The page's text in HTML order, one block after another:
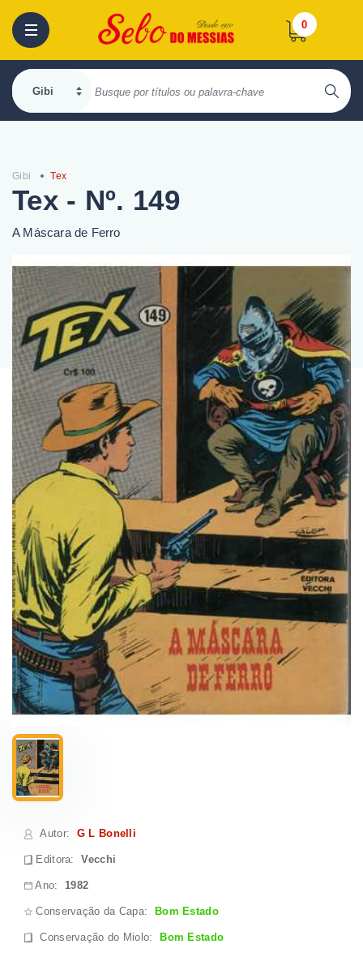
0
Gibi Tex
Tex - Nº. 149
A Máscara de Ferro
Autor: G L Bonelli
Editora:Vecchi
Ano: 1982
Conservação da Capa: Bom Estado
Conservação do Miolo:Bom Estado